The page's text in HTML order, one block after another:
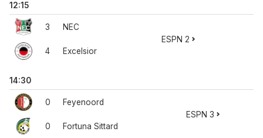
12:15
3
4
NEC
Excelsior
ESPN 2
14:30
0
0
Feyenoord
Fortuna Sittard
ESPN 3